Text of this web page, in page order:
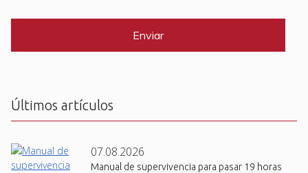
C
Últimos artículos
07.08.2026
Manual de supervivencia para pasar 19 horas